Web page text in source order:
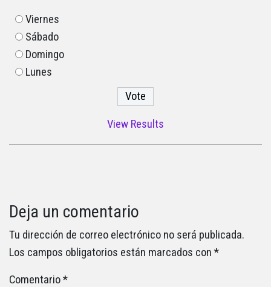
Viernes
Sábado
Domingo
Lunes
View Results
Deja un comentario
Tu dirección de correo electrónico no será publicada.
Los campos obligatorios están marcados con *
Comentario*